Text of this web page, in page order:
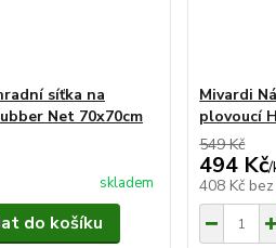
síťka na
Net 70x70cm
skladem
do košíku
Mivardi
plovoucí
549 Kč
494 Kč/
408 Kč